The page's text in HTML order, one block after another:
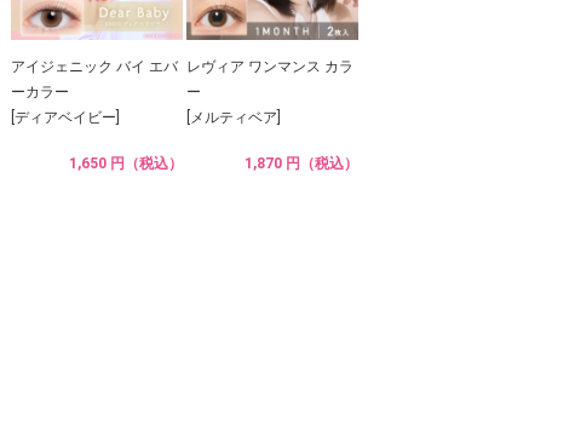
アイジェニック バイ エバ
ーカラー
[ディアベイビー]
1,650 円（税込）
レヴィア ワンマンス カラ
ー
[メルティベア]
1,870 円（税込）